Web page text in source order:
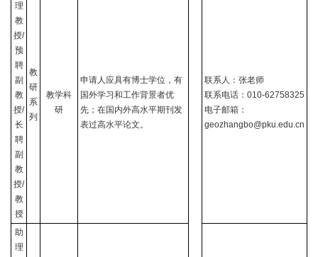
理
教
授/
预
聘
副
教
授/
长
聘
副
教
授/
教
授
教
研
系
列
教学科
研
申请人应具有博士学位，有
国外学习和工作背景者优
先；在国内外高水平期刊发
表过高水平论文。
联系人：张老师
联系电话： 010-62758325
电子邮箱：
geozhangbo@pku.edu.cn
助
理